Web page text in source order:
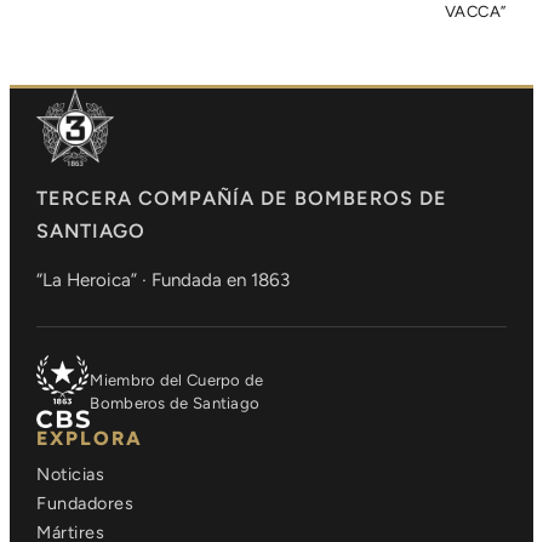
VACCA”
TERCERA COMPAÑÍA DE BOMBEROS DE
SANTIAGO
“La Heroica” · Fundada en 1863
Miembro del Cuerpo de
Bomberos de Santiago
EXPLORA
Noticias
Fundadores
Mártires